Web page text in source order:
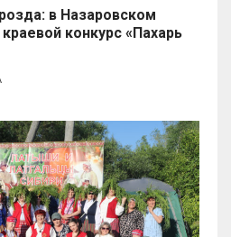
в Назаровском
конкурс «Пахарь